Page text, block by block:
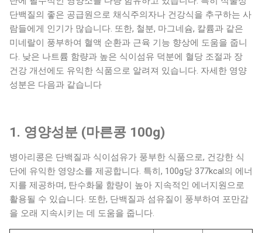
단백질의 좋은 공급원으로 채식주의자나 건강식을 추구하는 사
람들에게 인기가 많습니다. 또한, 철분, 마그네슘, 칼륨과 같은
미네랄이 풍부하여 혈액 순환과 근육 기능 향상에 도움을 줍니
다. 낮은 나트륨 함량과 높은 식이섬유 덕분에 혈당 조절과 장
건강 개선에도 유익한 식품으로 알려져 있습니다. 자세한 영양
성분은 다음과 같습니다
1. 영양성분 (마른콩 100g)
병아리콩은 단백질과 식이섬유가 풍부한 식품으로, 건강한 식
단에 유익한 영양소를 제공합니다. 특히, 100g당 377kcal의 에너
지를 제공하며, 탄수화물 함량이 높아 지속적인 에너지원으로
활용될 수 있습니다. 또한, 단백질과 섬유질이 풍부하여 포만감
을 오래 지속시키는 데 도움을 줍니다.